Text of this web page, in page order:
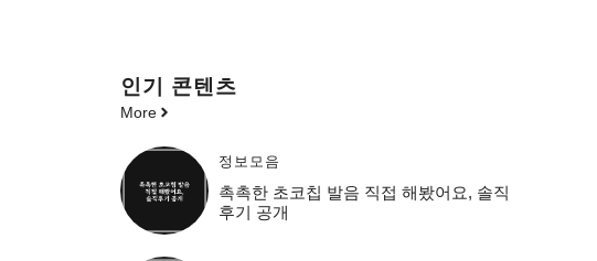
인기 콘텐츠
More
정보모음
촉촉한 초코칩 발음 직접 해봤어요, 솔직
후기 공개